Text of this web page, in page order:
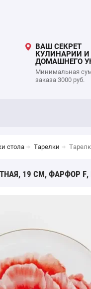
ВАШ СЕКРЕТ
КУЛИНАРИИ И
ДОМАШНЕГО
Минимальная
заказа 3000 руб.
стола Тарелки
19 СМ, ФАРФОР F,